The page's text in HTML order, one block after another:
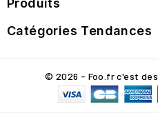
Produits
Catégories Tendances
© 2026 - Foo.fr c'est